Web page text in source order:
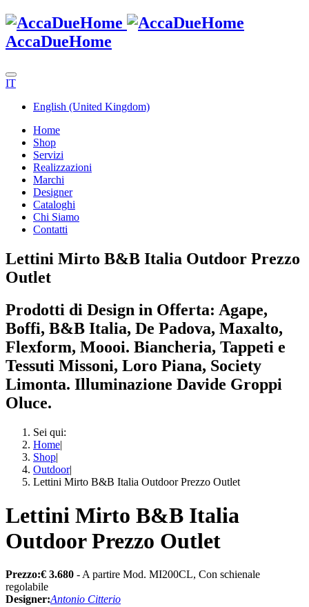
AccaDueHome
IT
English (United Kingdom)
Home
Shop
Servizi
Realizzazioni
Marchi
Designer
Cataloghi
Chi Siamo
Contatti
Lettini Mirto B&B Italia Outdoor Prezzo
Outlet
Prodotti di Design in Offerta: Agape,
Boffi, B&B Italia, De Padova, Maxalto,
Flexform, Moooi. Biancheria, Tappeti e
Tessuti Missoni, Loro Piana, Society
Limonta. Illuminazione Davide Groppi
Oluce.
Sei qui:
Home|
Shop|
Outdoor|
Lettini Mirto B&B Italia Outdoor Prezzo Outlet
Lettini Mirto B&B Italia
Outdoor Prezzo Outlet
Prezzo:€ 3.680 - A partire Mod. MI200CL, Con schienale
regolabile
Designer:Antonio Citterio